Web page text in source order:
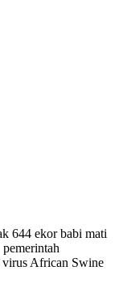
644 ekor babi mati
African Swine